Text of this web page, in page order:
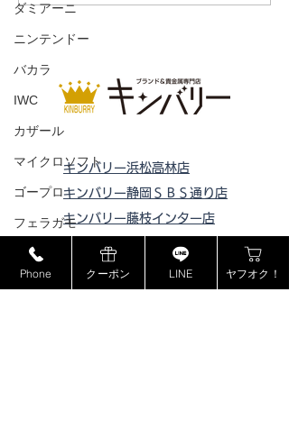
ダミアーニ
ニンテンドー
バカラ
IWC
カザール
マイクロソフト
ゴープロ
フェラガモ
セリーヌ
キンバリー浜松高林店
キンバリー静岡ＳＢＳ通り店
キンバリー藤枝インター店
ピックアップ浜松西伊場店
ピックアップ掛川
店
Phone クーポン LINE ヤフオク！